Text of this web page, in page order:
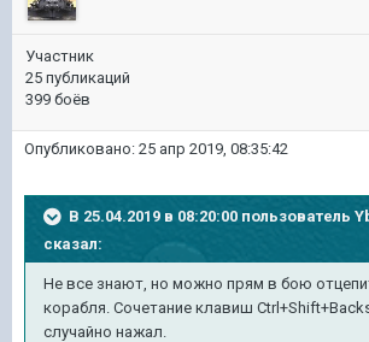
Участник
25 публикаций
399 боёв
Опубликовано: 25 апр 2019, 08:35:42
В 25.04.2019 в 08:20:00 пользователь
сказал:
Не все знают, но можно прям в бою
корабля. Сочетание клавиш
случайно нажал.